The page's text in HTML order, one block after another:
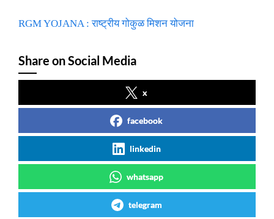
RGM YOJANA : राष्ट्रीय गोकुळ मिशन योजना
Share on Social Media
x
facebook
linkedin
whatsapp
telegram